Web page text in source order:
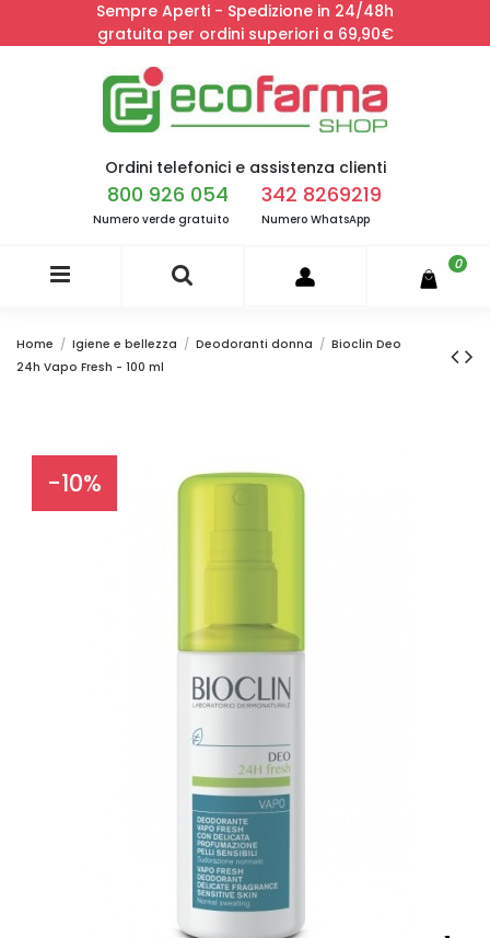
Sempre Aperti - Spedizione in 24/48h
gratuita per ordini superiori a 69,90€
Ordini telefonici e assistenza clienti
800 926 054
Numero verde gratuito
342 8269219
Numero WhatsApp
0
Home Igiene e bellezza Deodoranti donna
Bioclin Deo
24h Vapo Fresh - 100 ml
-10%